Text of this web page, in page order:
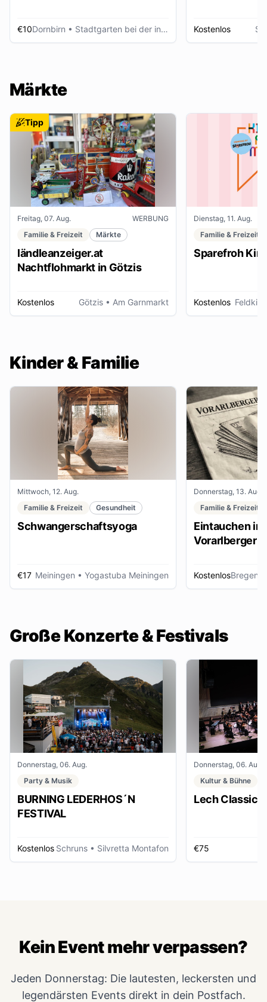
€10Dornbirn • Stadtgarten bei der inatura Kostenlos
Märkte
Tipp
Freitag, 07. Aug.
WERBUNG
Familie & Freizeit
Märkte
ländleanzeiger.at
Nachtflohmarkt in Götzis
Kostenlos Götzis • Am Garnmarkt
Dienstag, 11. Aug.
Familie & Freizeit
Sparefroh
Kostenlos
Kinder & Familie
Mittwoch, 12. Aug.
Familie & Freizeit
Gesundheit
Schwangerschaftsyoga
€17 Meiningen • Yogastuba Meiningen
Donnerstag, 13. Aug.
Familie & Freizeit
Eintauchen in
Vorarlberger
KostenlosBregenz
Große Konzerte & Festivals
Donnerstag, 06. Aug.
Party & Musik
BURNING LEDERHOS´N
FESTIVAL
Kostenlos Schruns • Silvretta Montafon
Donnerstag, 06. Aug.
Kultur & Bühne
Lech Classic
€75
Kein Event mehr verpassen?
Jeden Donnerstag: Die lautesten, leckersten und
legendärsten Events direkt in dein Postfach.